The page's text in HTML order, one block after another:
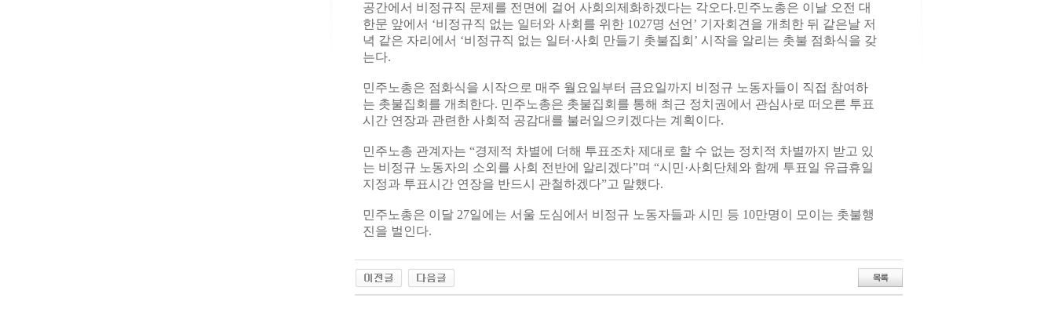
공간에서 비정규직 문제를 전면에 걸어 사회의제화하겠다는 각오다.민주노총은 이날 오전 대
한문 앞에서 ‘비정규직 없는 일터와 사회를 위한 1027명 선언’ 기자회견을 개최한 뒤 같은날 저
녁 같은 자리에서 ‘비정규직 없는 일터·사회 만들기 촛불집회’ 시작을 알리는 촛불 점화식을 갖
는다.
민주노총은 점화식을 시작으로 매주 월요일부터 금요일까지 비정규 노동자들이 직접 참여하
는 촛불집회를 개최한다. 민주노총은 촛불집회를 통해 최근 정치권에서 관심사로 떠오른 투표
시간 연장과 관련한 사회적 공감대를 불러일으키겠다는 계획이다.
민주노총 관계자는 “경제적 차별에 더해 투표조차 제대로 할 수 없는 정치적 차별까지 받고 있
는 비정규 노동자의 소외를 사회 전반에 알리겠다”며 “시민·사회단체와 함께 투표일 유급휴일
지정과 투표시간 연장을 반드시 관철하겠다”고 말했다.
민주노총은 이달 27일에는 서울 도심에서 비정규 노동자들과 시민 등 10만명이 모이는 촛불행
진을 벌인다.